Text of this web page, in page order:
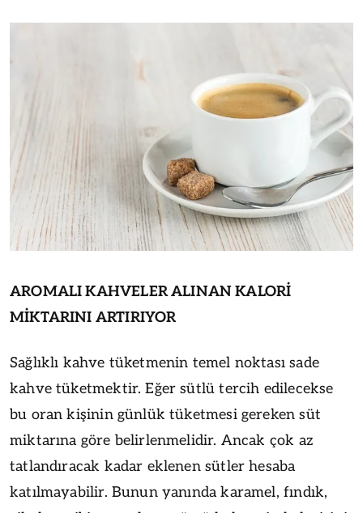
AROMALI KAHVELER ALINAN KALORİ
MİKTARINI ARTIRIYOR
Sağlıklı kahve tüketmenin temel noktası sade
kahve tüketmektir. Eğer sütlü tercih edilecekse
bu oran kişinin günlük tüketmesi gereken süt
miktarına göre belirlenmelidir. Ancak çok az
tatlandıracak kadar eklenen sütler hesaba
katılmayabilir. Bunun yanında karamel, fındık,